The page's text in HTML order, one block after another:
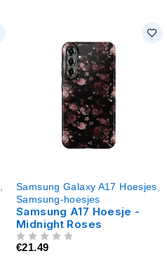
Samsung Galaxy A17 Hoesjes
Samsung-hoesjes
Samsung A17 Hoesje -
Midnight Roses
€21.49